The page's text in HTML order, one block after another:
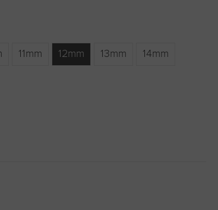
11mm 12mm 13mm 14mm